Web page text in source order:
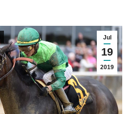
Jul
19
2019